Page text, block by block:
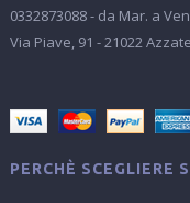
0332873088 - da Mar. a
Via Piave, 91 - 21022
PERCHÈ SCEGLIERE